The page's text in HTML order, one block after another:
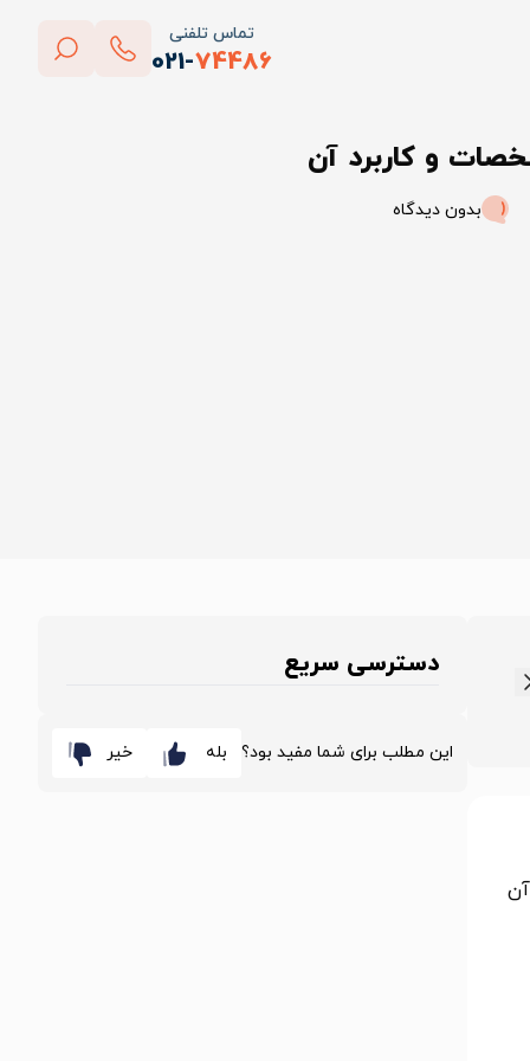
تماس تلفنی
021-74486
پاک کردن
و کاربرد آن
بدون دیدگاه
دسترسی سریع
این مطلب برای شما مفید بود؟ بله خیر